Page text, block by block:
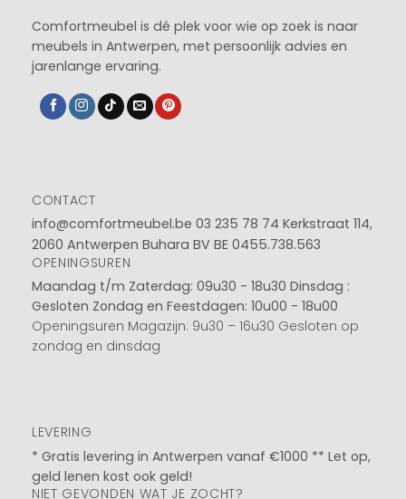
Comfortmeubel is dé plek voor wie op zoek is naar
meubels in Antwerpen, met persoonlijk advies en
jarenlange ervaring.
CONTACT
info@comfortmeubel.be 03 235 78 74 Kerkstraat 114,
2060 Antwerpen Buhara BV BE 0455.738.563
OPENINGSUREN
Maandag t/m Zaterdag: 09u30 - 18u30 Dinsdag :
Gesloten Zondag en Feestdagen: 10u00 - 18u00
Openingsuren Magazijn: 9u30 – 16u30 Gesloten op
zondag en dinsdag
LEVERING
* Gratis levering in Antwerpen vanaf €1000 ** Let op,
geld lenen kost ook geld!
NIET GEVONDEN WAT JE ZOCHT?